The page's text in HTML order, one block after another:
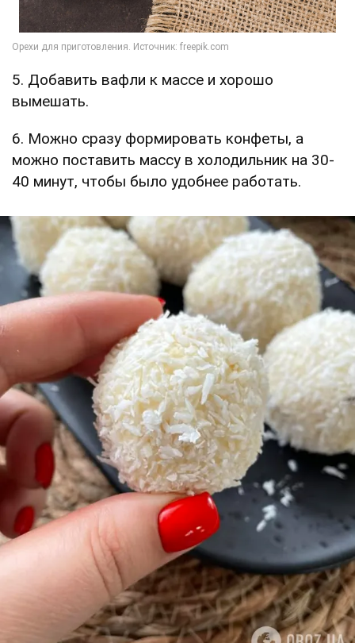
5. Добавить вафли к массе и хорошо
вымешать.
6. Можно сразу формировать конфеты, а
можно поставить массу в холодильник на 30-
40 минут, чтобы было удобнее работать.